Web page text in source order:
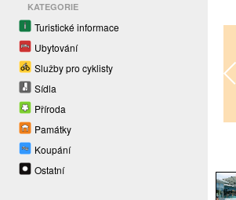
KATEGORIE
Turistické informace
Ubytování
Služby pro cyklisty
Sídla
Příroda
Památky
Koupání
Ostatní